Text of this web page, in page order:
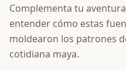
Complementa tu
entender cómo estas
moldearon los patrones
cotidiana maya.